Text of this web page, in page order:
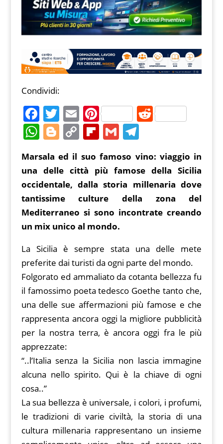
Condividi:
F
a
c
e
b
o
o
k
T
w
itt
er
E
m
ai
l
Pi
nt
er
e
st
R
di
t
W
h
at
s
A
p
p
Bl
o
g
g
er
C
p
y
Li
n
k
Fl
ip
b
o
ar
d
G
ai
l
T
el
e
gr
a
m
Marsala ed il suo famoso vino: viaggio in
una delle città più famose della Sicilia
occidentale, dalla storia millenaria dove
tantissime culture della zona del
Mediterraneo si sono incontrate creando
un mix unico al mondo.
La Sicilia è sempre stata una delle mete
preferite dai turisti da ogni parte del mondo.
Folgorato ed ammaliato da cotanta bellezza fu
il famossimo poeta tedesco Goethe tanto che,
una delle sue affermazioni più famose e che
rappresenta ancora oggi la migliore pubblicità
per la nostra terra, è ancora oggi fra le più
apprezzate:
“..l’Italia senza la Sicilia non lascia immagine
alcuna nello spirito. Qui è la chiave di ogni
cosa..”
La sua bellezza è universale, i colori, i profumi,
le tradizioni di varie civiltà, la storia di una
cultura millenaria rappresentano un insieme